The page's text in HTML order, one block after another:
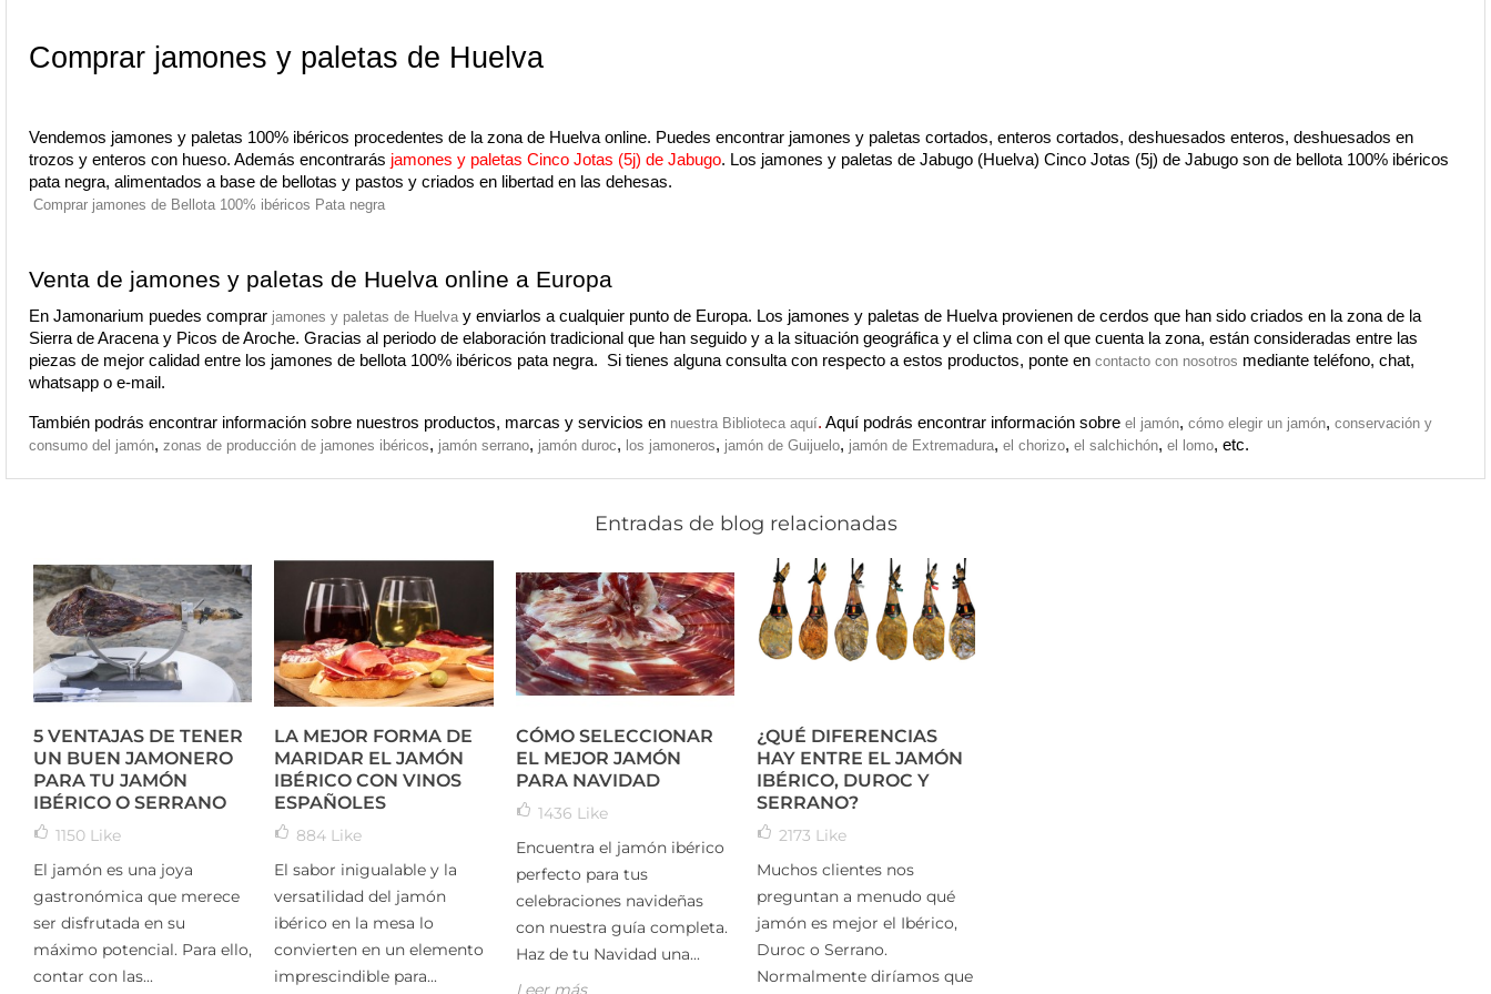
Comprar jamones y paletas de Huelva
Vendemos jamones y paletas 100% ibéricos procedentes de la zona de Huelva online. Puedes encontrar jamones y paletas cortados, enteros cortados, deshuesados enteros, deshuesados en
trozos y enteros con hueso. Además encontrarás jamones y paletas Cinco Jotas (5j) de Jabugo. Los jamones y paletas de Jabugo (Huelva) Cinco Jotas (5j) de Jabugo son de bellota 100% ibéricos
pata negra, alimentados a base de bellotas y pastos y criados en libertad en las dehesas.
Comprar jamones de Bellota 100% ibéricos Pata negra
Venta de jamones y paletas de Huelva online a Europa
En Jamonarium puedes comprar jamones y paletas de Huelva y enviarlos a cualquier punto de Europa. Los jamones y paletas de Huelva provienen de cerdos que han sido criados en la zona de la
Sierra de Aracena y Picos de Aroche. Gracias al periodo de elaboración tradicional que han seguido y a la situación geográfica y el clima con el que cuenta la zona, están consideradas entre las
piezas de mejor calidad entre los jamones de bellota 100% ibéricos pata negra.  Si tienes alguna consulta con respecto a estos productos, ponte en contacto con nosotros mediante teléfono, chat,
whatsapp o e-mail.
También podrás encontrar información sobre nuestros productos, marcas y servicios en nuestra Biblioteca aquí. Aquí podrás encontrar información sobre el jamón, cómo elegir un jamón, conservación y
consumo del jamón, zonas de producción de jamones ibéricos, jamón serrano, jamón duroc, los jamoneros, jamón de Guijuelo, jamón de Extremadura, el chorizo, el salchichón, el lomo, etc.
Entradas de blog relacionadas
5 VENTAJAS DE TENER
UN BUEN JAMONERO
PARA TU JAMÓN
IBÉRICO O SERRANO
1150 Like
El jamón es una joya
gastronómica que merece
ser disfrutada en su
máximo potencial. Para ello,
contar con las...
LA MEJOR FORMA DE
MARIDAR EL JAMÓN
IBÉRICO CON VINOS
ESPAÑOLES
884 Like
El sabor inigualable y la
versatilidad del jamón
ibérico en la mesa lo
convierten en un elemento
imprescindible para...
CÓMO SELECCIONAR
EL MEJOR JAMÓN
PARA NAVIDAD
1436 Like
Encuentra el jamón ibérico
perfecto para tus
celebraciones navideñas
con nuestra guía completa.
Haz de tu Navidad una...
Leer más
¿QUÉ DIFERENCIAS
HAY ENTRE EL JAMÓN
IBÉRICO, DUROC Y
SERRANO?
2173 Like
Muchos clientes nos
preguntan a menudo qué
jamón es mejor el Ibérico,
Duroc o Serrano.
Normalmente diríamos que